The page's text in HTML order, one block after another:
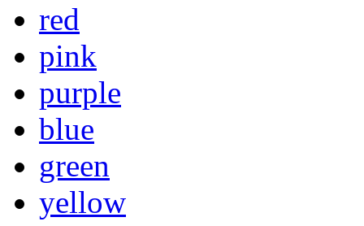
red
pink
purple
blue
green
yellow